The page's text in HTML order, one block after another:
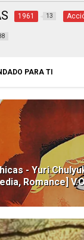
1961 13
PARA TI
- Yuri
Romance]